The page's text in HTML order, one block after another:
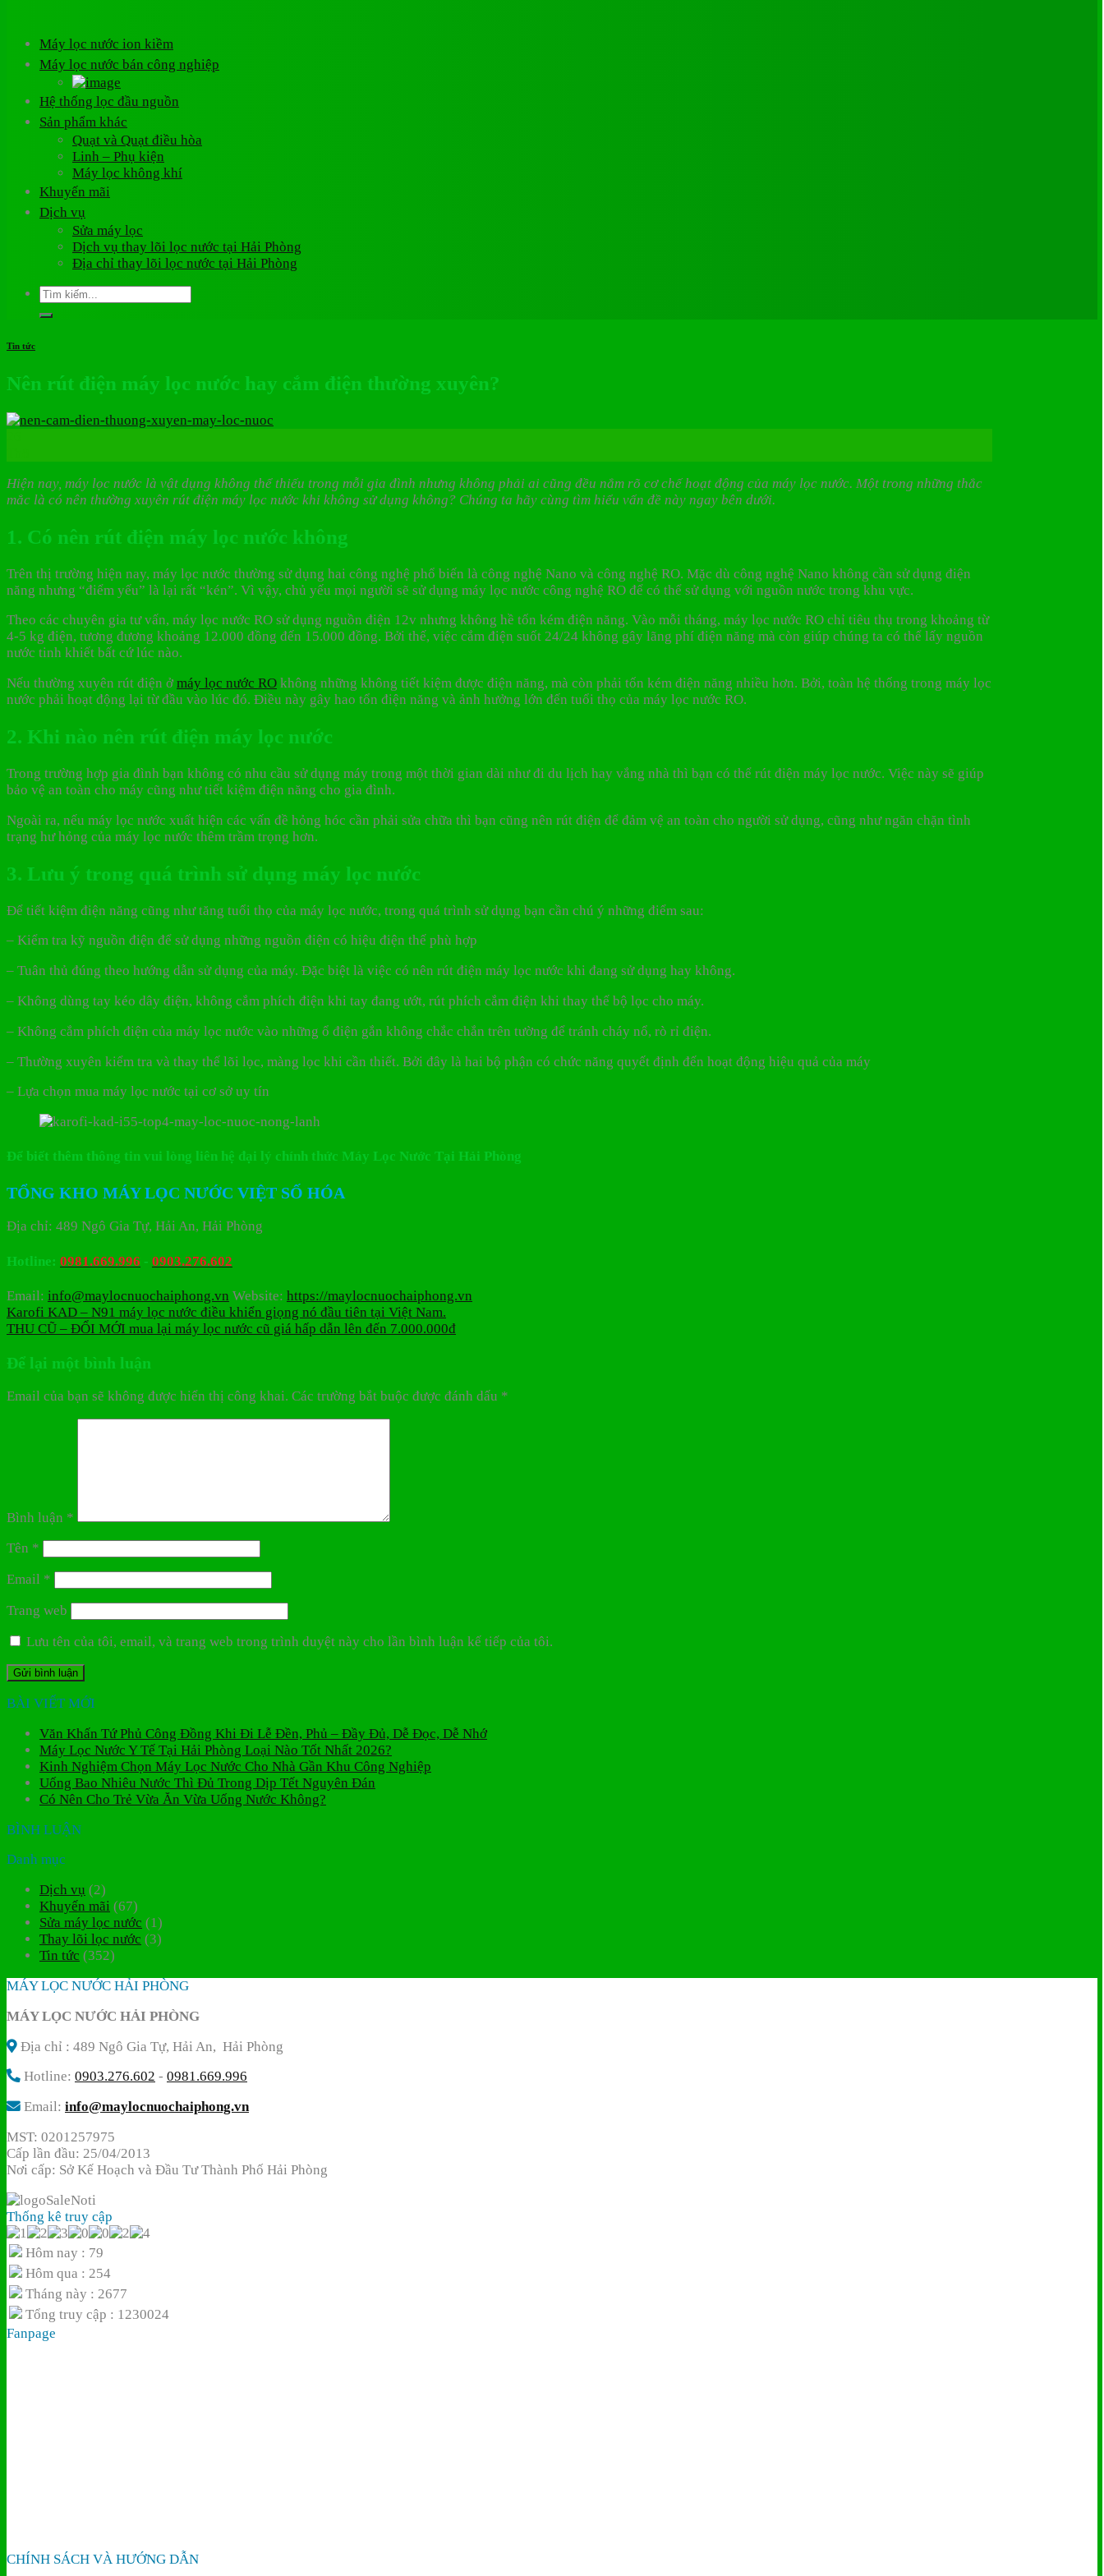
Máy lọc nước ion kiềm
Máy lọc nước bán công nghiệp
Hệ thống lọc đầu nguồn
Sản phẩm khác
Quạt và Quạt điều hòa
Linh – Phụ kiện
Máy lọc không khí
Khuyến mãi
Dịch vụ
Sửa máy lọc
Dịch vụ thay lõi lọc nước tại Hải Phòng
Địa chỉ thay lõi lọc nước tại Hải Phòng
Tìm
Tin tức
Nên rút điện máy lọc nước hay cắm điện thường xuyên?
Hiện nay, máy lọc nước là vật dụng không thể thiếu trong mỗi gia đình nhưng không phải ai cũng đều nắm rõ cơ chế hoạt động của máy lọc nước. Một trong những thắc
mắc là có nên thường xuyên rút điện máy lọc nước khi không sử dụng không? Chúng ta hãy cùng tìm hiểu vấn đề này ngay bên dưới.
1. Có nên rút điện máy lọc nước không
Trên thị trường hiện nay, máy lọc nước thường sử dụng hai công nghệ phổ biến là công nghệ Nano và công nghệ RO. Mặc dù công nghệ Nano không cần sử dụng điện
năng nhưng “điểm yếu” là lại rất “kén”. Vì vậy, chủ yếu mọi người sẽ sử dụng máy lọc nước công nghệ RO để có thể sử dụng với nguồn nước trong khu vực.
Theo các chuyên gia tư vấn, máy lọc nước RO sử dụng nguồn điện 12v nhưng không hề tốn kém điện năng. Vào mỗi tháng, máy lọc nước RO chỉ tiêu thụ trong khoảng từ
4-5 kg điện, tương đương khoảng 12.000 đồng đến 15.000 đồng. Bởi thế, việc cắm điện suốt 24/24 không gây lãng phí điện năng mà còn giúp chúng ta có thể lấy nguồn
nước tinh khiết bất cứ lúc nào.
Nếu thường xuyên rút điện ở máy lọc nước RO không những không tiết kiệm được điện năng, mà còn phải tốn kém điện năng nhiều hơn. Bởi, toàn hệ thống trong máy lọc
nước phải hoạt động lại từ đầu vào lúc đó. Điều này gây hao tổn điện năng và ảnh hưởng lớn đến tuổi thọ của máy lọc nước RO.
2. Khi nào nên rút điện máy lọc nước
Trong trường hợp gia đình bạn không có nhu cầu sử dụng máy trong một thời gian dài như đi du lịch hay vắng nhà thì bạn có thể rút điện máy lọc nước. Việc này sẽ giúp
bảo vệ an toàn cho máy cũng như tiết kiệm điện năng cho gia đình.
Ngoài ra, nếu máy lọc nước xuất hiện các vấn đề hỏng hóc cần phải sửa chữa thì bạn cũng nên rút điện để đảm vệ an toàn cho người sử dụng, cũng như ngăn chặn tình
trạng hư hỏng của máy lọc nước thêm trầm trọng hơn.
3. Lưu ý trong quá trình sử dụng máy lọc nước
Để tiết kiệm điện năng cũng như tăng tuổi thọ của máy lọc nước, trong quá trình sử dụng bạn cần chú ý những điểm sau:
– Kiểm tra kỹ nguồn điện để sử dụng những nguồn điện có hiệu điện thế phù hợp
– Tuân thủ đúng theo hướng dẫn sử dụng của máy. Đặc biệt là việc có nên rút điện máy lọc nước khi đang sử dụng hay không.
– Không dùng tay kéo dây điện, không cắm phích điện khi tay đang ướt, rút phích cắm điện khi thay thế bộ lọc cho máy.
– Không cắm phích điện của máy lọc nước vào những ổ điện gắn không chắc chắn trên tường để tránh cháy nổ, rò rỉ điện.
– Thường xuyên kiểm tra và thay thế lõi lọc, màng lọc khi cần thiết. Bởi đây là hai bộ phận có chức năng quyết định đến hoạt động hiệu quả của máy
– Lựa chọn mua máy lọc nước tại cơ sở uy tín
Để biết thêm thông tin vui lòng liên hệ đại lý chính thức Máy Lọc Nước Tại Hải Phòng
TỔNG KHO MÁY LỌC NƯỚC VIỆT SỐ HÓA
Địa chỉ: 489 Ngô Gia Tự, Hải An, Hải Phòng
Hotline: 0981.669.996 - 0903.276.602
Email: info@maylocnuochaiphong.vn Website: https://maylocnuochaiphong.vn
Karofi KAD – N91 máy lọc nước điều khiển giọng nó đầu tiên tại Việt Nam.
THU CŨ – ĐỔI MỚI mua lại máy lọc nước cũ giá hấp dẫn lên đến 7.000.000đ
Để lại một bình luận
Email của bạn sẽ không được hiển thị công khai. Các trường bắt buộc được đánh dấu *
Bình luận *
Tên *
Email *
Trang web
Lưu tên của tôi, email, và trang web trong trình duyệt này cho lần bình luận kế tiếp của tôi.
BÀI VIẾT MỚI
Văn Khấn Tứ Phủ Công Đồng Khi Đi Lễ Đền, Phủ – Đầy Đủ, Dễ Đọc, Dễ Nhớ
Máy Lọc Nước Y Tế Tại Hải Phòng Loại Nào Tốt Nhất 2026?
Kinh Nghiệm Chọn Máy Lọc Nước Cho Nhà Gần Khu Công Nghiệp
Uống Bao Nhiêu Nước Thì Đủ Trong Dịp Tết Nguyên Đán
Có Nên Cho Trẻ Vừa Ăn Vừa Uống Nước Không?
BÌNH LUẬN
Danh mục
Dịch vụ (2)
Khuyến mãi (67)
Sửa máy lọc nước (1)
Thay lõi lọc nước (3)
Tin tức (352)
MÁY LỌC NƯỚC HẢI PHÒNG
MÁY LỌC NƯỚC HẢI PHÒNG
Địa chỉ : 489 Ngô Gia Tự, Hải An, Hải Phòng
Hotline: 0903.276.602 - 0981.669.996
Email: info@maylocnuochaiphong.vn
MST: 0201257975
Cấp lần đầu: 25/04/2013
Nơi cấp: Sở Kế Hoạch và Đầu Tư Thành Phố Hải Phòng
Thống kê truy cập
Hôm nay : 79
Hôm qua : 254
Tháng này : 2677
Tổng truy cập : 1230024
Fanpage
CHÍNH SÁCH VÀ HƯỚNG DẪN